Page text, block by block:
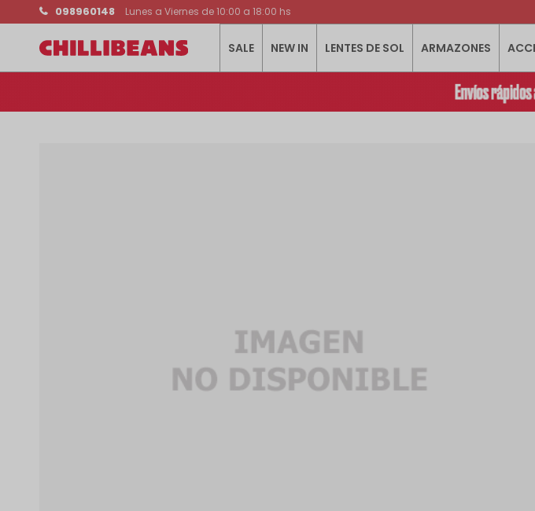
SALE NEW IN LENTES DE SOL ARMAZONES
098960148 Lunes a Viernes de 10:00 a 18:00 hs